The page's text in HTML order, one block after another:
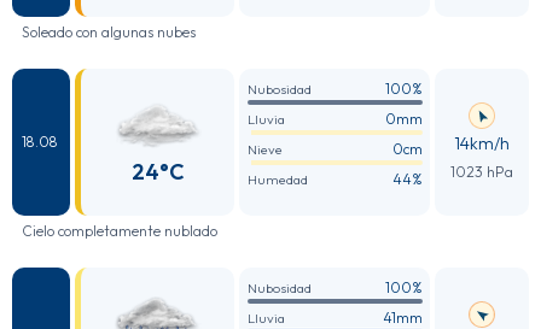
Soleado con algunas nubes
18.08
24°C
Nubosidad 100%
Lluvia 0mm
Nieve 0cm
Humedad 44%
14km/h
1023 hPa
Cielo completamente nublado
Nubosidad 100%
Lluvia 41mm